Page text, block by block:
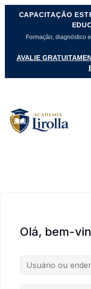
CAPACITAÇÃO
Formação, diagnóstico
AVALIE
Olá, bem-